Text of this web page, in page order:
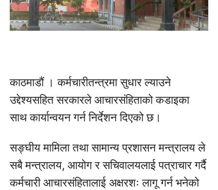
काठमाडौं । कर्मचारीतन्त्रमा सुधार ल्याउने
उद्देश्यसहित सरकारले आचारसंहिताको कडाइका
साथ कार्यान्वयन गर्न निर्देशन दिएको छ।
सङ्घीय मामिला तथा सामान्य प्रशासन मन्त्रालयले
सबै मन्त्रालय, आयोग र सचिवालयलाई पत्राचार गर्दै
कर्मचारी आचारसंहितालाई अक्षरशः लागू गर्न भनेको